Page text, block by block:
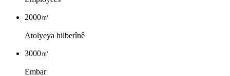
2000㎡
Atolyeya hilberînê
3000㎡
Embar